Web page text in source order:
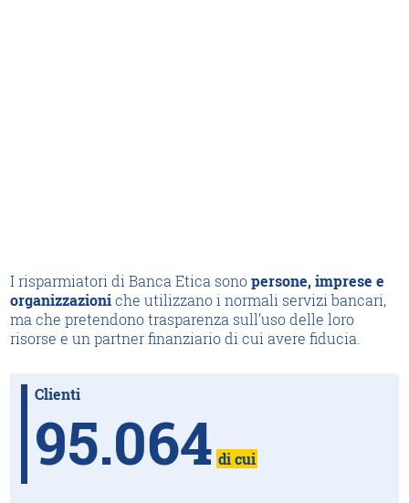
I risparmiatori di Banca Etica sonopersone, imprese e
organizzazioniche utilizzano i normali servizi bancari,
ma che pretendono trasparenza sull’uso delle loro
risorse e un partner finanziario di cui avere fiducia.
Clienti
95.064 di cui